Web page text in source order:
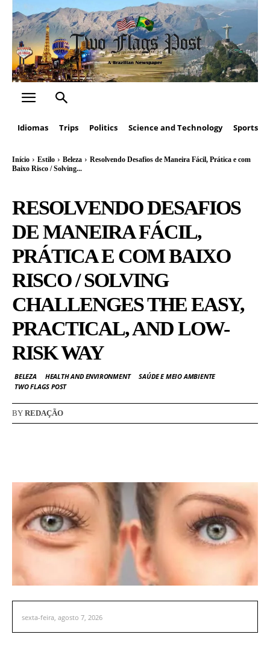
Idiomas Trips Politics Science and Technology Sports
Início Estilo Beleza
Resolvendo Desafios de Maneira Fácil, Prática e com
Baixo Risco / Solving...
RESOLVENDO DESAFIOS
DE MANEIRA FÁCIL,
PRÁTICA E COM BAIXO
RISCO / SOLVING
CHALLENGES THE EASY,
PRACTICAL, AND LOW-
RISK WAY
BELEZA HEALTH AND ENVIRONMENT
SAÚDE E MEIO AMBIENTE
TWO FLAGS POST
BY REDAÇÃO
sexta-feira, agosto 7, 2026